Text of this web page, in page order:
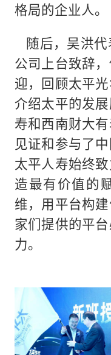
格局的企业人。
随后，吴洪代
公司上台致辞
迎，回顾太平
介绍太平的发
寿和西南财大
见证和参与了
太平人寿始终
造最有价值的
维，用平台构
家们提供的平
力。